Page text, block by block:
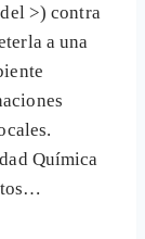
>) contra
a una
Química